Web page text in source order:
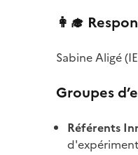
👩‍🎓
Sabine Aligé
Groupes
Référents